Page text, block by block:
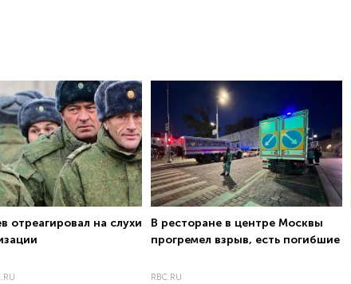
отреагировал на слухи
В ресторане в центре Москвы
прогремел взрыв, есть погибшие
RBC.RU